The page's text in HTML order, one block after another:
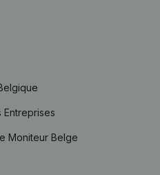
Moniteur Belge